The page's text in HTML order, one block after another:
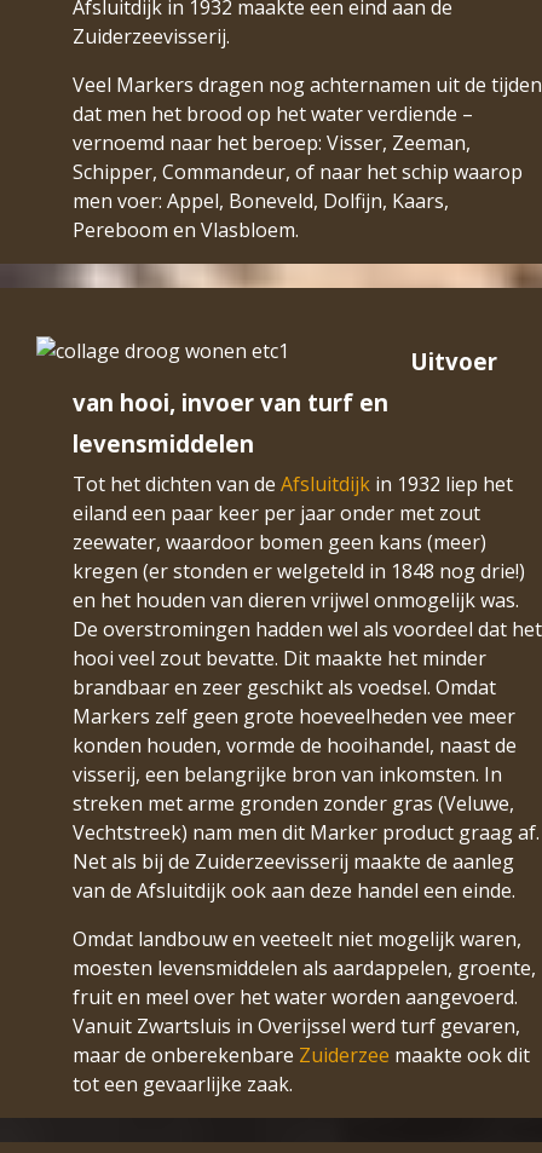
Afsluitdijk in 1932 maakte een eind aan de
Zuiderzeevisserij.
Veel Markers dragen nog achternamen uit de tijden
dat men het brood op het water verdiende –
vernoemd naar het beroep: Visser, Zeeman,
Schipper, Commandeur, of naar het schip waarop
men voer: Appel, Boneveld, Dolfijn, Kaars,
Pereboom en Vlasbloem.
Uitvoer
van hooi, invoer van turf en
levensmiddelen
Tot het dichten van de Afsluitdijk in 1932 liep het
eiland een paar keer per jaar onder met zout
zeewater, waardoor bomen geen kans (meer)
kregen (er stonden er welgeteld in 1848 nog drie!)
en het houden van dieren vrijwel onmogelijk was.
De overstromingen hadden wel als voordeel dat het
hooi veel zout bevatte. Dit maakte het minder
brandbaar en zeer geschikt als voedsel. Omdat
Markers zelf geen grote hoeveelheden vee meer
konden houden, vormde de hooihandel, naast de
visserij, een belangrijke bron van inkomsten. In
streken met arme gronden zonder gras (Veluwe,
Vechtstreek) nam men dit Marker product graag af.
Net als bij de Zuiderzeevisserij maakte de aanleg
van de Afsluitdijk ook aan deze handel een einde.
Omdat landbouw en veeteelt niet mogelijk waren,
moesten levensmiddelen als aardappelen, groente,
fruit en meel over het water worden aangevoerd.
Vanuit Zwartsluis in Overijssel werd turf gevaren,
maar de onberekenbare Zuiderzee maakte ook dit
tot een gevaarlijke zaak.